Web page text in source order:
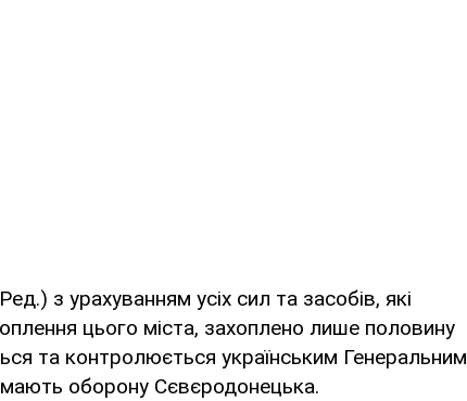
з урахуванням усіх сил та засобів, які
цього міста, захоплено лише половину
та контролюється українським Генеральним
оборону Сєвєродонецька.